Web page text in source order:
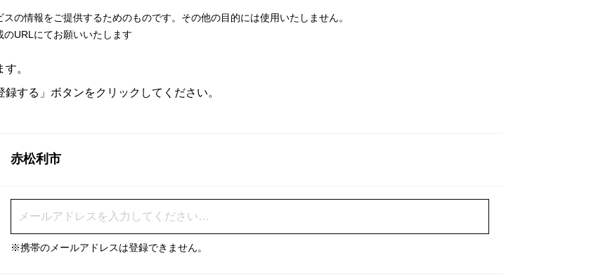
の情報をご提供するためのものです。その他の目的には使用いたしません。
URLにてお願いいたします
。
する」ボタンをクリックしてください。
赤松利市
※携帯のメールアドレスは登録できません。